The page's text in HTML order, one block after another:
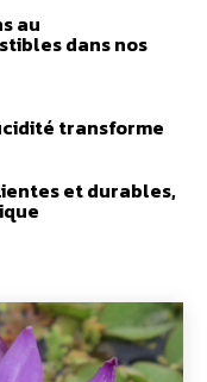
au
dans nos
transforme
et durables,